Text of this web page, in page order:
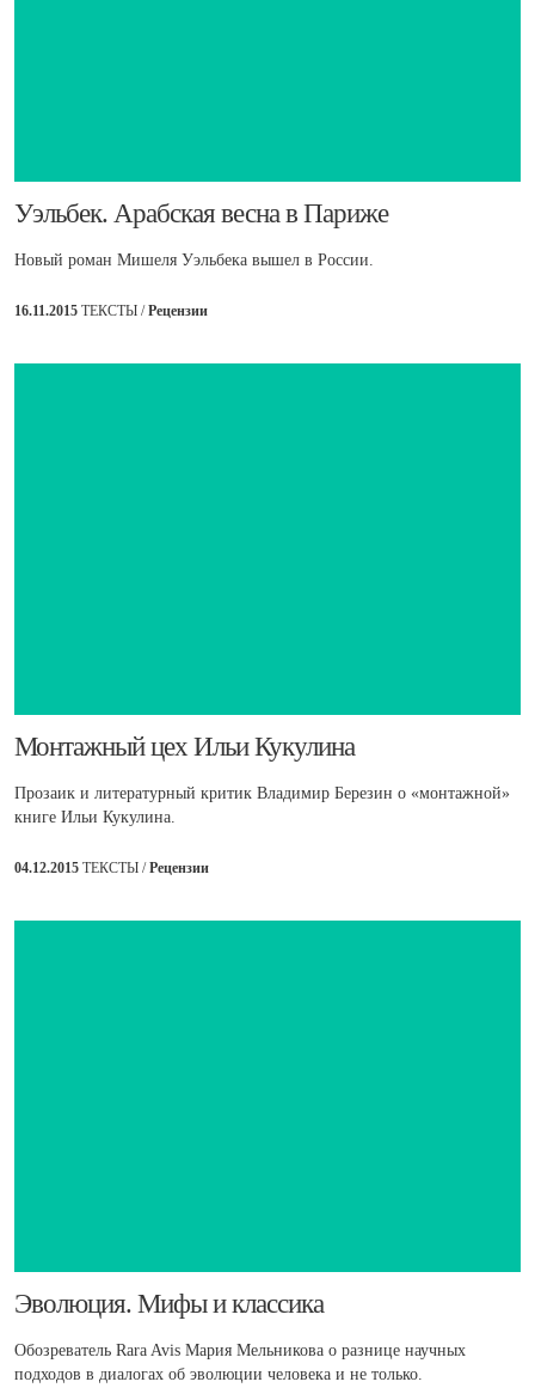
Уэльбек. Арабская весна в Париже
Новый роман Мишеля Уэльбека вышел в России.
16.11.2015 ТЕКСТЫ /Рецензии
​Монтажный цех Ильи Кукулина
Прозаик и литературный критик Владимир Березин о «монтажной»
книге Ильи Кукулина.
04.12.2015 ТЕКСТЫ /Рецензии
​Эволюция. Мифы и классика
Обозреватель Rara Avis Мария Мельникова о разнице научных
подходов в диалогах об эволюции человека и не только.